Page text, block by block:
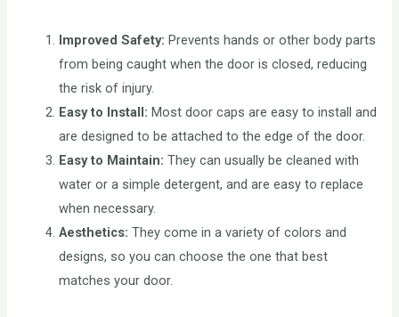
Improved Safety: Prevents hands or other body parts
from being caught when the door is closed, reducing
the risk of injury.
Easy to Install: Most door caps are easy to install and
are designed to be attached to the edge of the door.
Easy to Maintain: They can usually be cleaned with
water or a simple detergent, and are easy to replace
when necessary.
Aesthetics: They come in a variety of colors and
designs, so you can choose the one that best
matches your door.